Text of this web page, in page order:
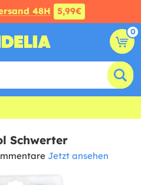
48H 5,99€
0
Schwerter
Jetzt ansehen